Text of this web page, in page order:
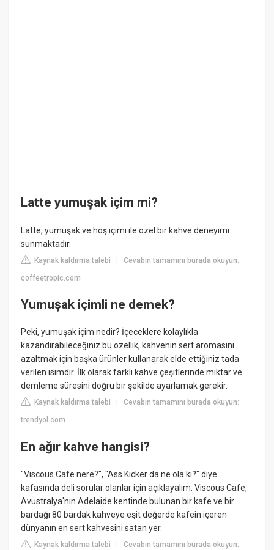
Latte yumuşak içim mi?
Latte, yumuşak ve hoş içimi ile özel bir kahve deneyimi
sunmaktadır.
Kaynak kaldırma talebi |Cevabın tamamını burada okuyun:
coffeetropic.com
Yumuşak içimli ne demek?
Peki, yumuşak içim nedir? İçeceklere kolaylıkla
kazandırabileceğiniz bu özellik, kahvenin sert aromasını
azaltmak için başka ürünler kullanarak elde ettiğiniz tada
verilen isimdir. İlk olarak farklı kahve çeşitlerinde miktar ve
demleme süresini doğru bir şekilde ayarlamak gerekir.
Kaynak kaldırma talebi |Cevabın tamamını burada okuyun:
trendyol.com
En ağır kahve hangisi?
"Viscous Cafe nere?", "Ass Kicker da ne ola ki?" diye
kafasında deli sorular olanlar için açıklayalım: Viscous Cafe,
Avustralya'nın Adelaide kentinde bulunan bir kafe ve bir
bardağı 80 bardak kahveye eşit değerde kafein içeren
dünyanın en sert kahvesini satan yer.
Kaynak kaldırma talebi |Cevabın tamamını burada okuyun: